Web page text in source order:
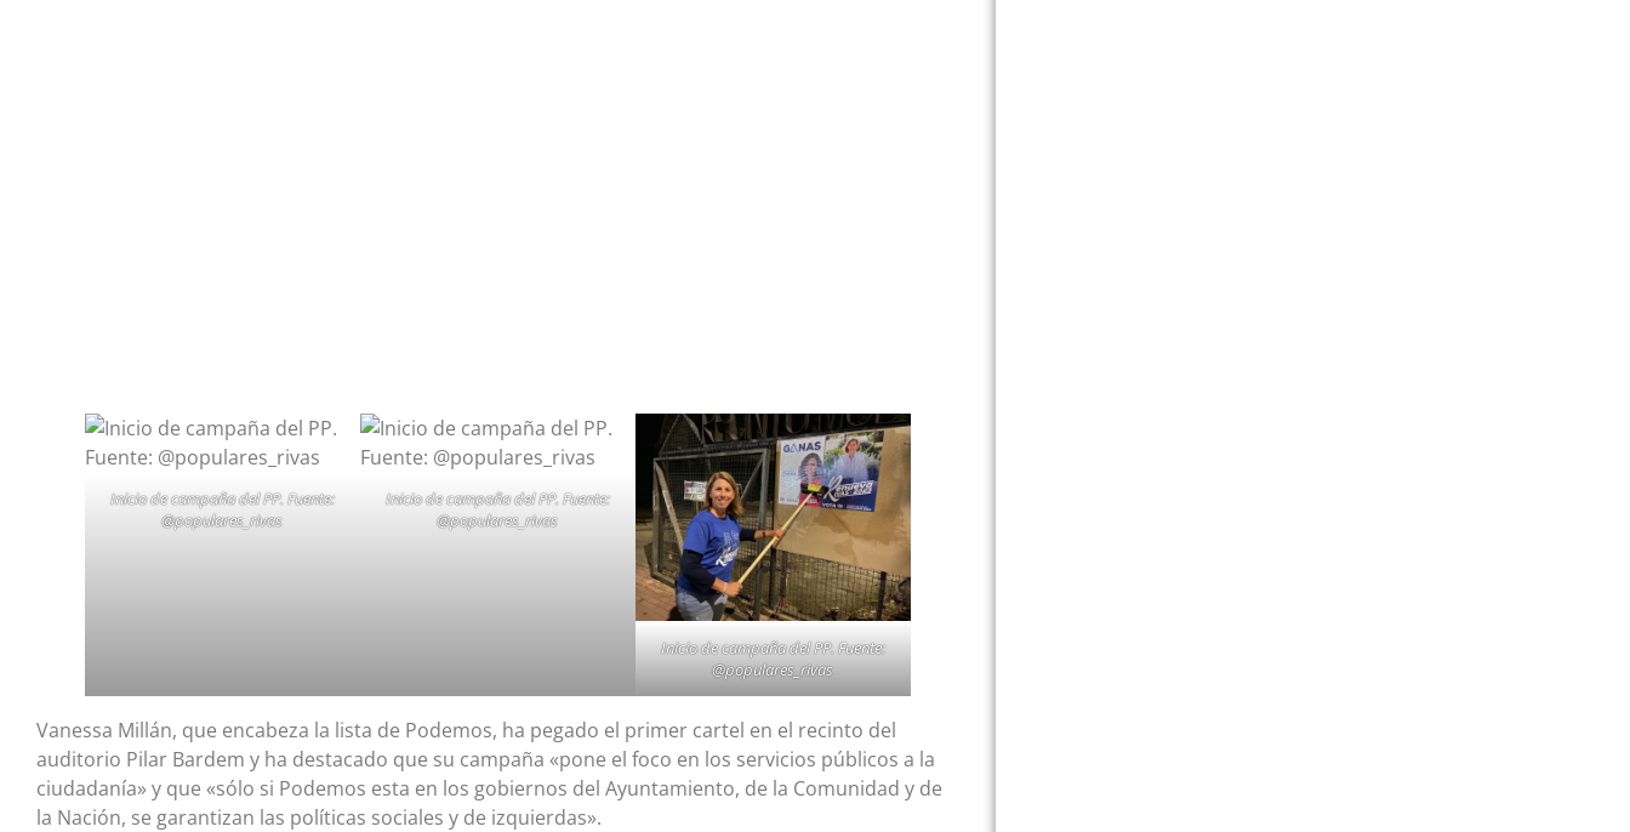
Inicio de campaña del PP. Fuente:
@populares_rivas
Inicio de campaña del PP. Fuente:
@populares_rivas
Inicio de campaña del PP. Fuente:
@populares_rivas
Vanessa Millán, que encabeza la lista de Podemos, ha pegado el primer cartel en el recinto del
auditorio Pilar Bardem y ha destacado que su campaña «pone el foco en los servicios públicos a la
ciudadanía» y que «sólo si Podemos esta en los gobiernos del Ayuntamiento, de la Comunidad y de
la Nación, se garantizan las políticas sociales y de izquierdas».